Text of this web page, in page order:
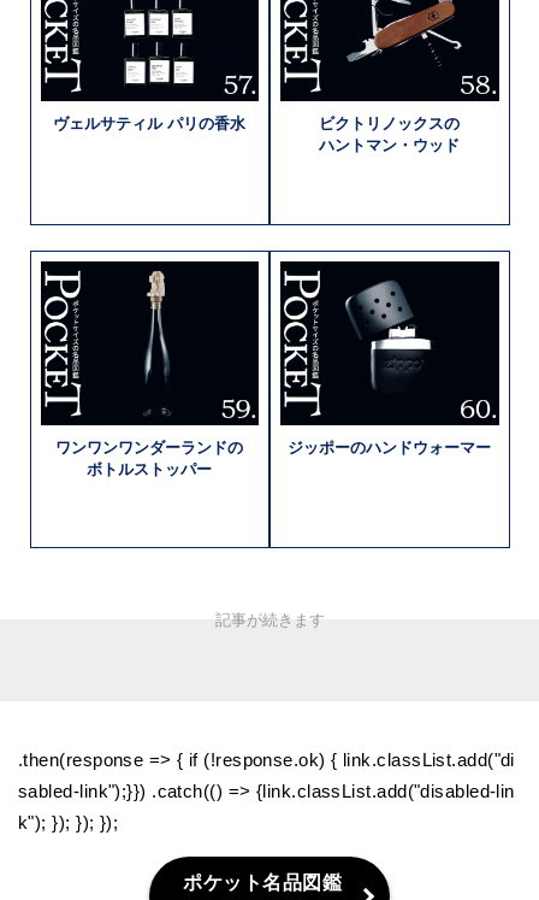
ヴェルサティルパリの香水
ビクトリノックスの
ハントマン・ ウッド
ワンワンワンダーランドの
ボトルストッパー
ジッポーのハンドウォーマー
.then(response => { if (!response.ok) { link.classList.add("di
sabled-link");}}) .catch(() => {link.classList.add("disabled-lin
k"); }); }); });
ポケット名品図鑑